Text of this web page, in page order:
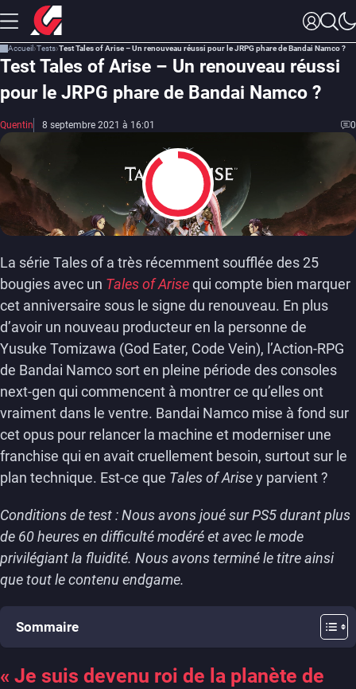
Accueil Tests Test Tales of Arise – Un renouveau réussi pour le JRPG phare de Bandai Namco ?
Test Tales of Arise – Un renouveau réussi
pour le JRPG phare de Bandai Namco ?
Quentin 8 septembre 2021 à 16:01 0
9
La série Tales of a très récemment soufflée des 25
bougies avec un Tales of Arisequi compte bien marquer
cet anniversaire sous le signe du renouveau. En plus
d’avoir un nouveau producteur en la personne de
Yusuke Tomizawa (God Eater, Code Vein), l’Action-RPG
de Bandai Namco sort en pleine période des consoles
next-gen qui commencent à montrer ce qu’elles ont
vraiment dans le ventre. Bandai Namco mise à fond sur
cet opus pour relancer la machine et moderniser une
franchise qui en avait cruellement besoin, surtout sur le
plan technique. Est-ce que Tales of Arisey parvient ?
Conditions de test : Nous avons joué sur PS5 durant plus
de 60 heures en difficulté modéré et avec le mode
privilégiant la fluidité. Nous avons terminé le titre ainsi
que tout le contenu endgame.
Sommaire
« Je suis devenu roi de la planète de